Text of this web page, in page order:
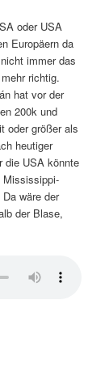
oder USA
Europäern da
immer das
richtig.
hat vor der
200k und
oder größer als
heutiger
die USA könnte
Mississippi-
wäre der
der Blase,